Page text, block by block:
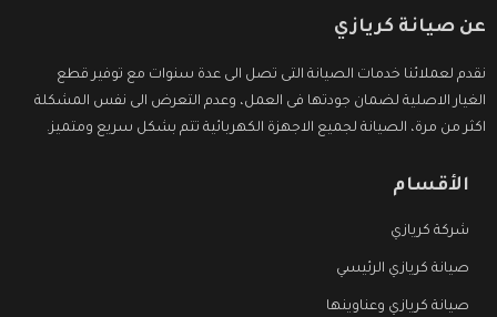
عن صيانة كريازي
نقدم لعملائنا خدمات الصيانة التى تصل الى عدة سنوات مع توفير قطع
الغيار الاصلية لضمان جودتها فى العمل، وعدم التعرض الى نفس المشكلة
اكثر من مرة، الصيانة لجميع الاجهزة الكهربائية تتم بشكل سريع ومتميز.
الأقسام
شركة كريازي
صيانة كريازي الرئيسي
صيانة كريازي وعناوينها